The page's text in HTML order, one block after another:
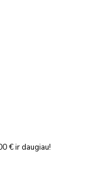
€ ir daugiau!